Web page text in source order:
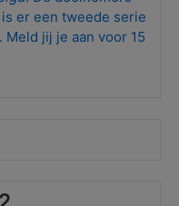
er een tweede serie
jij je aan voor 15